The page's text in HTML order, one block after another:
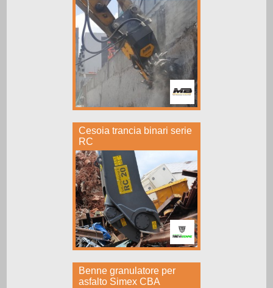
Cesoia trancia binari serie
RC
Benne granulatore per
asfalto Simex CBA